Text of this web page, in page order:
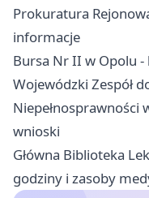
Prokuratura
informacje
Bursa Nr II w Opolu
Wojewódzki Zespół
Niepełnosprawności
wnioski
Główna Biblioteka
godziny i zasoby